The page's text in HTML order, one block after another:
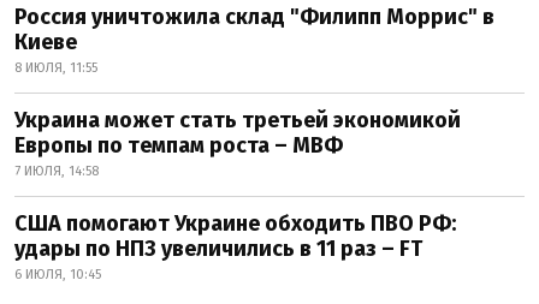
Россия уничтожила склад "Филипп Моррис" в
Киеве
8 ИЮЛЯ, 11:55
Украина может стать третьей экономикой
Европы по темпам роста – МВФ
7 ИЮЛЯ, 14:58
США помогают Украине обходить ПВО РФ:
удары по НПЗ увеличились в 11 раз – FT
6 ИЮЛЯ, 10:45